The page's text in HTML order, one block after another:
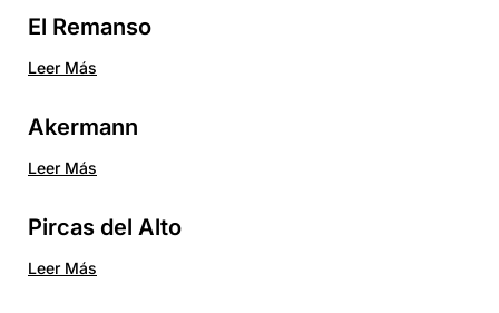
El Remanso
Leer Más
Akermann
Leer Más
Pircas del Alto
Leer Más